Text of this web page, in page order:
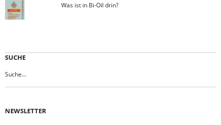
Was ist in Bi-Oil drin?
SUCHE
NEWSLETTER